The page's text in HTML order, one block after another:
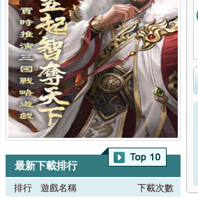
最新下載排行
排行 遊戲名稱
下載次數